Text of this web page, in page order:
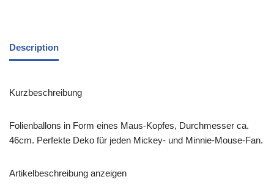
Description
Kurzbeschreibung
Folienballons in Form eines Maus-Kopfes, Durchmesser ca.
46cm. Perfekte Deko für jeden Mickey- und Minnie-Mouse-Fan.
Artikelbeschreibung anzeigen